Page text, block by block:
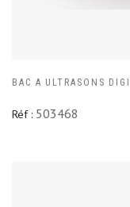
BAC A ULTRASONS
Réf : 503468